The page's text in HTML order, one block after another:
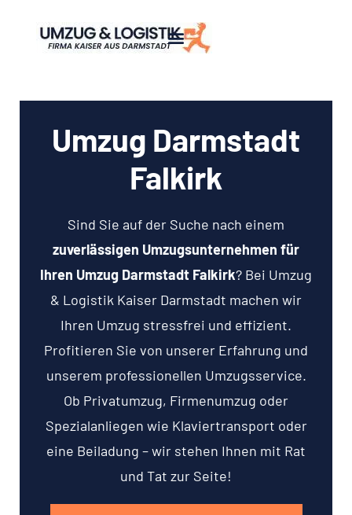
Umzug Darmstadt
Falkirk
Sind Sie auf der Suche nach einem
zuverlässigen Umzugsunternehmen für
Ihren Umzug Darmstadt Falkirk? Bei Umzug
& Logistik Kaiser Darmstadt machen wir
Ihren Umzug stressfrei und effizient.
Profitieren Sie von unserer Erfahrung und
unserem professionellen Umzugsservice.
Ob Privatumzug, Firmenumzug oder
Spezialanliegen wie Klaviertransport oder
eine Beiladung – wir stehen Ihnen mit Rat
und Tat zur Seite!